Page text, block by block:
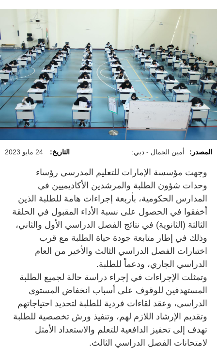
المصدر: أمين الجمال - دبي: التاريخ: 24 مايو 2023
وجهت مؤسسة الإمارات للتعليم المدرسي رؤساء
وحدات شؤون الطلبة والمرشدين الأكاديميين في
المدارس الحكومية، بأربعة إجراءات هامة للطلبة الذين
أخفقوا في الحصول على نسبة الأداء المقبول في الحلقة
الثالثة (الثانوية) في نتائج الفصل الدراسي الأول والثاني،
وذلك في إطار متابعة جودة حياة الطلبة مع قرب
اختبارات الفصل الدراسي الثالث والأخير من العام
الدراسي الجاري، ودعماً للطلبة.
وتمثلت الإجراءات في إجراء دراسة حالة لجميع الطلبة
المستهدفين للوقوف على أسباب انخفاض المستوى
الدراسي، وعقد لقاءات فردية للطلبة لتحديد احتياجاتهم
وتقديم الإرشاد اللازم لهم، وتنفيذ ورش تخصصية للطلبة
تهدف إلى تحفيز الدافعية للتعلم والاستعداد الأمثل
لامتحانات الفصل الدراسي الثالث.